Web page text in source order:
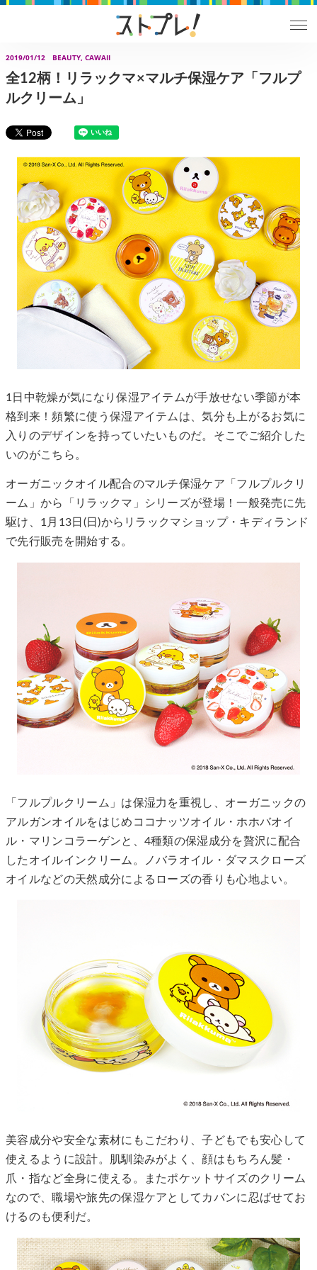
2019/01/12 BEAUTY, CAWAII
全12柄！リラックマ×マルチ保湿ケア「フルプ
ルクリーム」
1日中乾燥が気になり保湿アイテムが手放せない季節が本
格到来！頻繁に使う保湿アイテムは、気分も上がるお気に
入りのデザインを持っていたいものだ。そこでご紹介した
いのがこちら。
オーガニックオイル配合のマルチ保湿ケア「フルプルクリ
ーム」から「リラックマ」シリーズが登場！一般発売に先
駆け、1月13日(日)からリラックマショップ・キディランド
で先行販売を開始する。
「フルプルクリーム」は保湿力を重視し、オーガニックの
アルガンオイルをはじめココナッツオイル・ホホバオイ
ル・マリンコラーゲンと、4種類の保湿成分を贅沢に配合
したオイルインクリーム。ノバラオイル・ダマスクローズ
オイルなどの天然成分によるローズの香りも心地よい。
美容成分や安全な素材にもこだわり、子どもでも安心して
使えるように設計。肌馴染みがよく、顔はもちろん髪・
爪・指など全身に使える。またポケットサイズのクリーム
なので、職場や旅先の保湿ケアとしてカバンに忍ばせてお
けるのも便利だ。